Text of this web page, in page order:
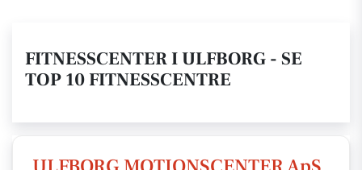
FITNESSCENTER I ULFBORG - SE
TOP 10 FITNESSCENTRE